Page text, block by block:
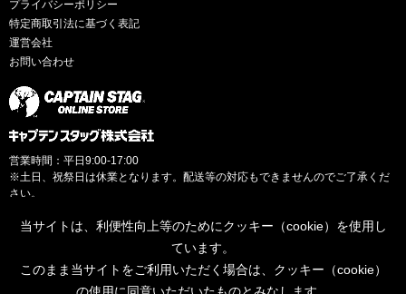
プライバシーポリシー
特定商取引法に基づく表記
運営会社
お問い合わせ
営業時間：平日9:00-17:00
※土日、祝祭日は休業となります。配送等の対応もできませんのでご了承くだ
さい。
当サイトは、利便性向上等のためにクッキー（cookie）を使用し
ています。
このまま当サイトをご利用いただく場合は、クッキー（cookie）